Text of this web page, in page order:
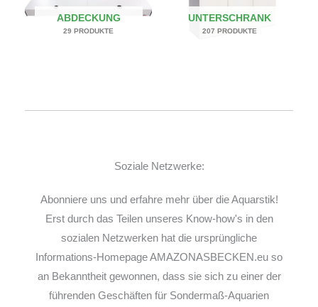
ABDECKUNG
29 PRODUKTE
UNTERSCHRANK
207 PRODUKTE
Soziale Netzwerke:
Abonniere uns und erfahre mehr über die Aquarstik!
Erst durch das Teilen unseres Know-how's in den
sozialen Netzwerken hat die ursprüngliche
Informations-Homepage AMAZONASBECKEN.eu so
an Bekanntheit gewonnen, dass sie sich zu einer der
führenden Geschäften für Sondermaß-Aquarien